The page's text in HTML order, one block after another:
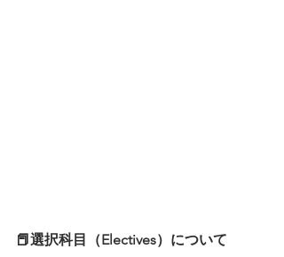
📕選択科目（Electives）について